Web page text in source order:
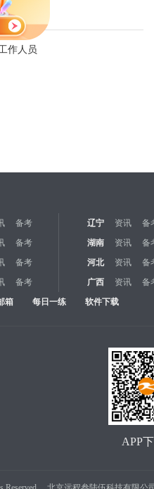
作人员
备考 辽宁 资讯 备
备考 湖南 资讯 备
备考 河北 资讯 备
备考 广西 资讯 备
箱 每日一练 软件下载
APP